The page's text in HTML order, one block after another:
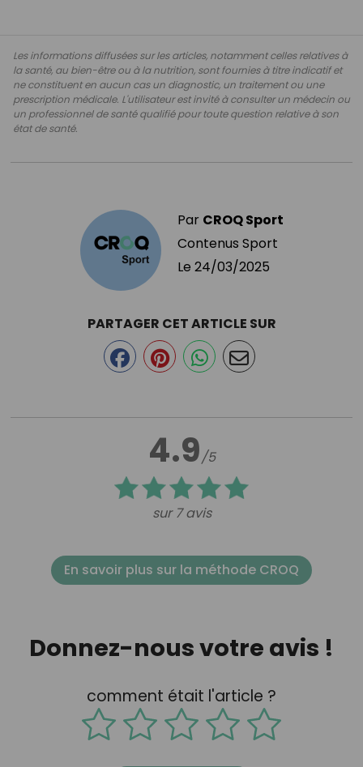
Les informations diffusées sur les articles, notamment celles relatives à
la santé, au bien-être ou à la nutrition, sont fournies à titre indicatif et
ne constituent en aucun cas un diagnostic, un traitement ou une
prescription médicale. L'utilisateur est invité à consulter un médecin ou
un professionnel de santé qualifié pour toute question relative à son
état de santé.
Par CROQ Sport
Contenus Sport
Le 24/03/2025
4.9/5
sur 7 avis
PARTAGER CET ARTICLE SUR
En savoir plus sur la méthode CROQ
Donnez-nous votre avis !
comment était l'article ?